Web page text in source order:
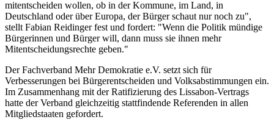
mitentscheiden wollen, ob in der Kommune, im Land, in
Deutschland oder über Europa, der Bürger schaut nur noch zu",
stellt Fabian Reidinger fest und fordert: "Wenn die Politik mündige
Bürgerinnen und Bürger will, dann muss sie ihnen mehr
Mitentscheidungsrechte geben."
Der Fachverband Mehr Demokratie e.V. setzt sich für
Verbesserungen bei Bürgerentscheiden und Volksabstimmungen ein.
Im Zusammenhang mit der Ratifizierung des Lissabon-Vertrags
hatte der Verband gleichzeitig stattfindende Referenden in allen
Mitgliedstaaten gefordert.